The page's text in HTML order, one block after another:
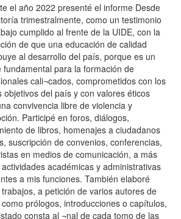
el año 2022 presenté el informe Desde
trimestralmente, como un testimonio
cumplido al frente de la UIDE, con la
de que una educación de calidad
al desarrollo del país, porque es un
fundamental para la formación de
cali¬cados, comprometidos con los
objetivos del país y con valores éticos
convivencia libre de violencia y
Participé en foros, diálogos,
de libros, homenajes a ciudadanos
suscripción de convenios, conferencias,
en medios de comunicación, a más
académicas y administrativas
a mis funciones. También elaboré
a petición de varios autores de
prólogos, introducciones o capítulos,
consta al ¬nal de cada tomo de las